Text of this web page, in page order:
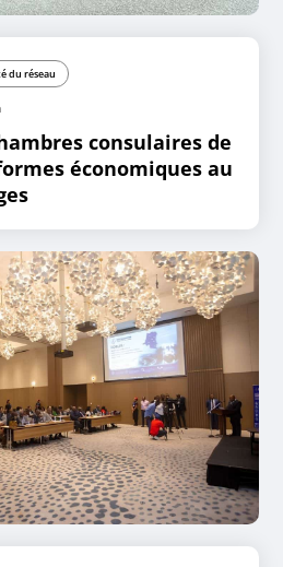
du réseau
consulaires de
économiques au